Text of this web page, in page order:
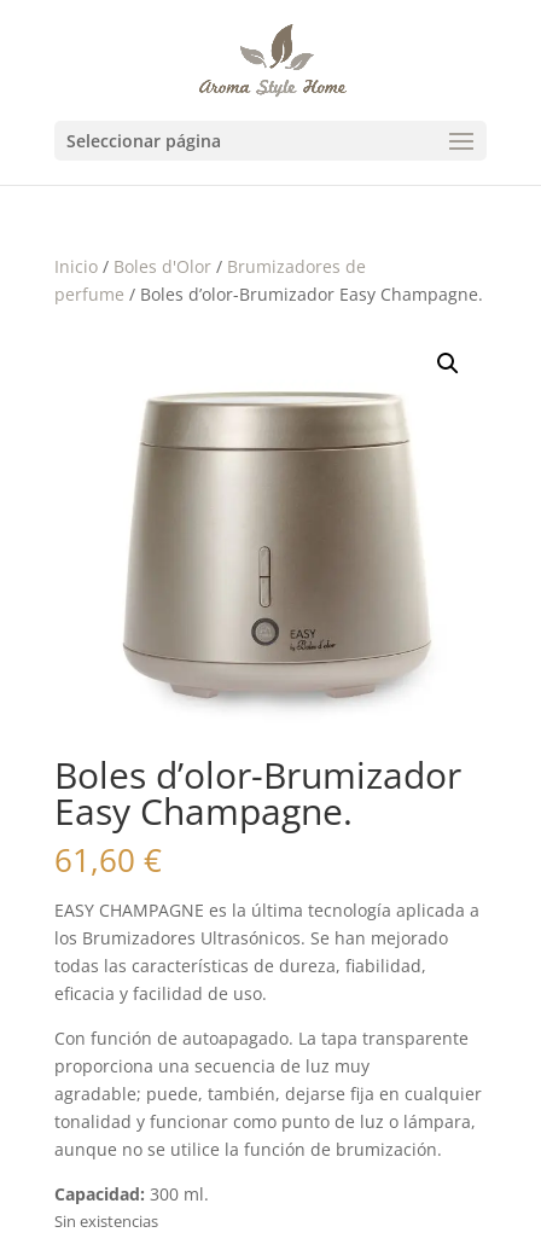
Seleccionar página
Inicio/ Boles d'Olor/ Brumizadores de
perfume / Boles d’olor-Brumizador Easy Champagne.
Boles d’olor-Brumizador
Easy Champagne.
61,60 €
EASY CHAMPAGNE es la última tecnología aplicada a
los Brumizadores Ultrasónicos. Se han mejorado
todas las características de dureza, fiabilidad,
eficacia y facilidad de uso.
Con función de autoapagado. La tapa transparente
proporciona una secuencia de luz muy
agradable; puede, también, dejarse fija en cualquier
tonalidad y funcionar como punto de luz o lámpara,
aunque no se utilice la función de brumización.
Capacidad: 300 ml.
Sin existencias